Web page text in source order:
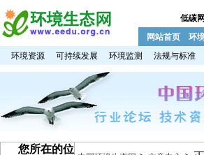
低碳网
网站首页
环
环境资源
可持续发展 环境监测 法规与标准
您所在的位